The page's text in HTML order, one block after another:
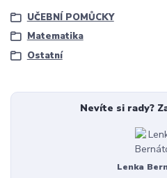
UČEBNÍ POMŮCKY
Matematika
Ostatní
Nevíte si rady?
Lenka